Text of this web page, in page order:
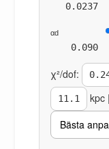
0.0237
αd
0.090
χ²/dof:
11.1 kpc
Bästa